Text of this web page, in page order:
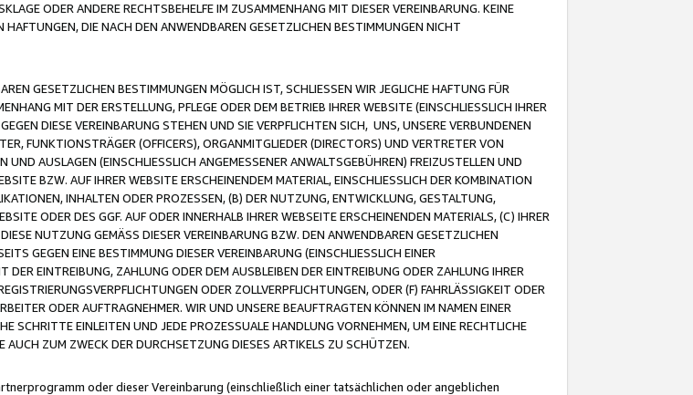
ODER ANDERE RECHTSBEHELFE IM ZUSAMMENHANG MIT DIESER VEREINBARUNG. KEINE
DIE NACH DEN ANWENDBAREN GESETZLICHEN BESTIMMUNGEN NICHT
GESETZLICHEN BESTIMMUNGEN MÖGLICH IST, SCHLIESSEN WIR JEGLICHE HAFTUNG FÜR
MIT DER ERSTELLUNG, PFLEGE ODER DEM BETRIEB IHRER WEBSITE (EINSCHLIESSLICH IHRER
DIESE VEREINBARUNG STEHEN UND SIE VERPFLICHTEN SICH, UNS, UNSERE VERBUNDENEN
FUNKTIONSTRÄGER (OFFICERS), ORGANMITGLIEDER (DIRECTORS) UND VERTRETER VON
AUSLAGEN (EINSCHLIESSLICH ANGEMESSENER ANWALTSGEBÜHREN) FREIZUSTELLEN UND
BZW. AUF IHRER WEBSITE ERSCHEINENDEM MATERIAL, EINSCHLIESSLICH DER KOMBINATION
INHALTEN ODER PROZESSEN, (B) DER NUTZUNG, ENTWICKLUNG, GESTALTUNG,
ODER DES GGF. AUF ODER INNERHALB IHRER WEBSEITE ERSCHEINENDEN MATERIALS, (C) IHRER
NUTZUNG GEMÄSS DIESER VEREINBARUNG BZW. DEN ANWENDBAREN GESETZLICHEN
GEGEN EINE BESTIMMUNG DIESER VEREINBARUNG (EINSCHLIESSLICH EINER
EINTREIBUNG, ZAHLUNG ODER DEM AUSBLEIBEN DER EINTREIBUNG ODER ZAHLUNG IHRER
ODER ZOLLVERPFLICHTUNGEN, ODER (F) FAHRLÄSSIGKEIT ODER
ODER AUFTRAGNEHMER. WIR UND UNSERE BEAUFTRAGTEN KÖNNEN IM NAMEN EINER
SCHRITTE EINLEITEN UND JEDE PROZESSUALE HANDLUNG VORNEHMEN, UM EINE RECHTLICHE
ZUM ZWECK DER DURCHSETZUNG DIESES ARTIKELS ZU SCHÜTZEN.
oder dieser Vereinbarung (einschließlich einer tatsächlichen oder angeblichen